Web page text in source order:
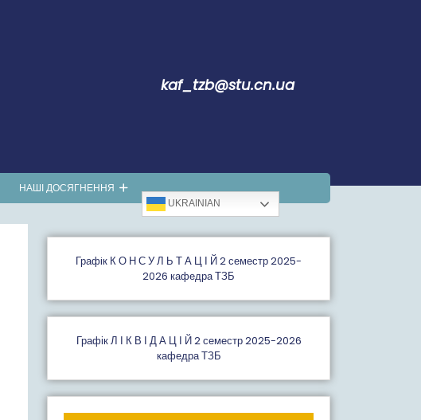
kaf_tzb@stu.cn.ua
НАШІ ДОСЯГНЕННЯ
UKRAINIAN
Графiк К О Н С У Л Ь Т А Ц І Й 2 семестр 2025-
2026 кафедра ТЗБ
Графік Л І К В І Д А Ц І Й 2 семестр 2025-2026
кафедра ТЗБ